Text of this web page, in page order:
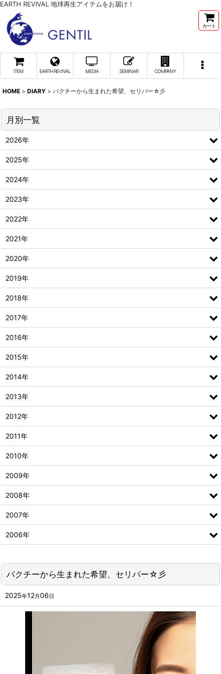
EARTH REVIVAL 地球再生アイテムをお届け！
カート
ITEM EARTH REVIVAL MEDIA SEMINAR COMPANY
HOME > DIARY > パクチーから生まれた希望、セリパー☆彡
パクチーから生まれた希望、セリパー☆彡
2025年12月 06 日
月別一覧
2026年
2025年
2024年
2023年
2022年
2021年
2020年
2019年
2018年
2017年
2016年
2015年
2014年
2013年
2012年
2011年
2010年
2009年
2008年
2007年
2006年